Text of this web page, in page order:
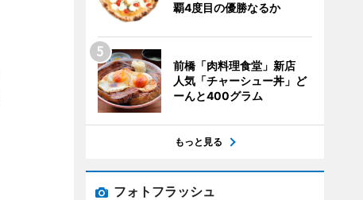
覇4度目の優勝なるか
前橋「肉料理食堂」新店
人気「チャーシュー丼」ど
ーんと400グラム
もっと見る
フォトフラッシュ